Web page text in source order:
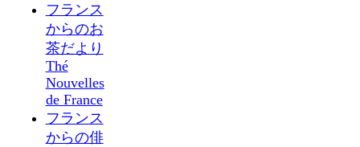
フランス
からのお
茶だより
Thé
Nouvelles
de France
フランス
からの俳